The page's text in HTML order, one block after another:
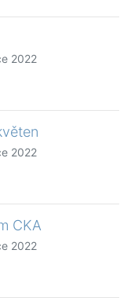
2022
2022
CKA
2022